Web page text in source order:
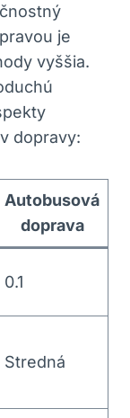
je
vyššia.
dopravy:
Autobusová
doprava
0.1
Stredná